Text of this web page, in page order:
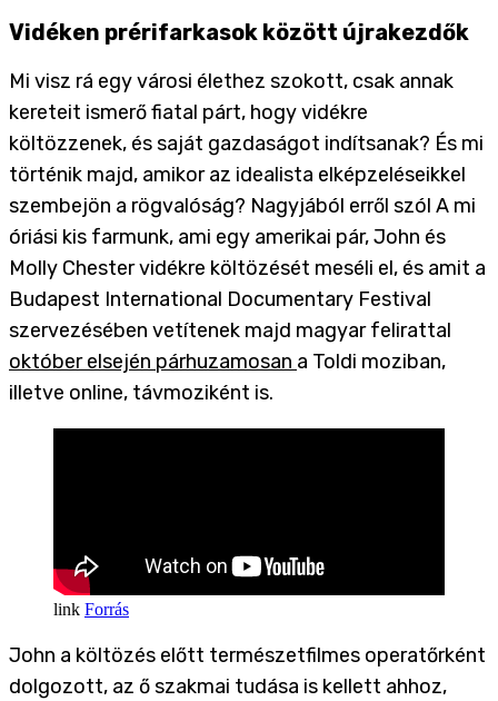
Vidéken prérifarkasok között újrakezdők
Mi visz rá egy városi élethez szokott, csak annak
kereteit ismerő fiatal párt, hogy vidékre
költözzenek, és saját gazdaságot indítsanak? És mi
történik majd, amikor az idealista elképzeléseikkel
szembejön a rögvalóság? Nagyjából erről szól A mi
óriási kis farmunk, ami egy amerikai pár, John és
Molly Chester vidékre költözését meséli el, és amit a
Budapest International Documentary Festival
szervezésében vetítenek majd magyar felirattal
október elsején párhuzamosan a Toldi moziban,
illetve online, távmoziként is.
Forrás
John a költözés előtt természetfilmes operatőrként
dolgozott, az ő szakmai tudása is kellett ahhoz,